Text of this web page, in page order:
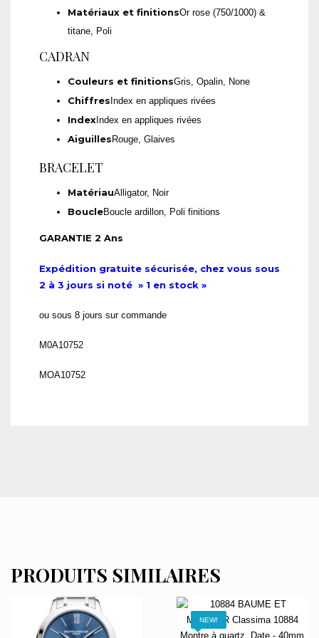
Matériaux et finitionsOr rose (750/1000) &
titane, Poli
CADRAN
Couleurs et finitionsGris, Opalin, None
ChiffresIndex en appliques rivées
IndexIndex en appliques rivées
AiguillesRouge, Glaives
BRACELET
MatériauAlligator, Noir
BoucleBoucle ardillon, Poli finitions
GARANTIE 2 Ans
Expédition gratuite sécurisée, chez vous sous
2 à 3 jours si noté » 1 en stock »
ou sous 8 jours sur commande
M0A10752
MOA10752
PRODUITS SIMILAIRES
NEW!